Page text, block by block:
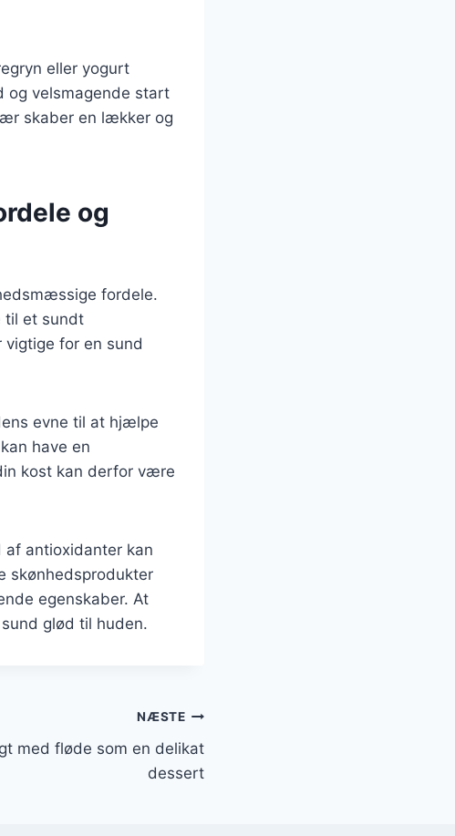
eller yogurt
og velsmagende start
skaber en lækker og
og
fordele.
til et sundt
for en sund
evne til at hjælpe
have en
kost kan derfor være
af antioxidanter kan
skønhedsprodukter
egenskaber. At
glød til huden.
NÆSTE
med fløde som en delikat
dessert